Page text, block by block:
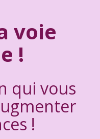
voie
!
qui vous
!